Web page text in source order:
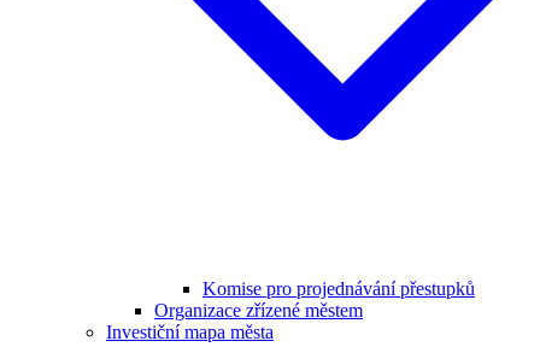
Komise pro projednávání přestupků
Organizace zřízené městem
Investiční mapa města